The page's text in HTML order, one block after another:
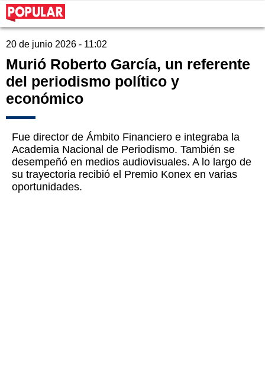
20 de junio 2026 - 11:02
Murió Roberto García, un referente
del periodismo político y
económico
Fue director de Ámbito Financiero e integraba la
Academia Nacional de Periodismo. También se
desempeñó en medios audiovisuales. A lo largo de
su trayectoria recibió el Premio Konex en varias
oportunidades.